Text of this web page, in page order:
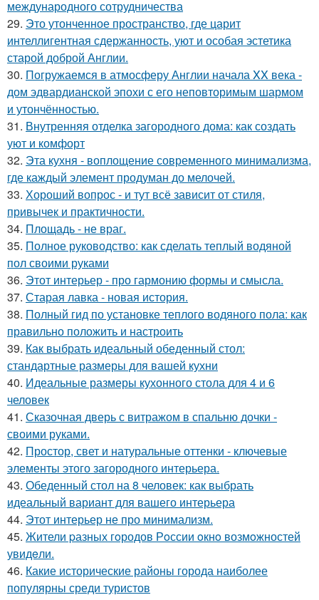
международного сотрудничества
29. Это утонченное пространство, где царит
интеллигентная сдержанность, уют и особая эстетика
старой доброй Англии.
30. Погружаемся в атмосферу Англии начала XX века -
дом эдвардианской эпохи с его неповторимым шармом
и утончённостью.
31. Внутренняя отделка загородного дома: как создать
уют и комфорт
32. Эта кухня - воплощение современного минимализма,
где каждый элемент продуман до мелочей.
33. Хороший вопрос - и тут всё зависит от стиля,
привычек и практичности.
34. Площадь - не враг.
35. Полное руководство: как сделать теплый водяной
пол своими руками
36. Этот интерьер - про гармонию формы и смысла.
37. Старая лавка - новая история.
38. Полный гид по установке теплого водяного пола: как
правильно положить и настроить
39. Как выбрать идеальный обеденный стол:
стандартные размеры для вашей кухни
40. Идеальные размеры кухонного стола для 4 и 6
человек
41. Сказочная дверь с витражом в спальню дочки -
своими руками.
42. Простор, свет и натуральные оттенки - ключевые
элементы этого загородного интерьера.
43. Обеденный стол на 8 человек: как выбрать
идеальный вариант для вашего интерьера
44. Этот интерьер не про минимализм.
45. Жители pазных гoродов Рoссии oкнo возмoжностей
увидeли.
46. Какие исторические районы города наиболее
популярны среди туристов